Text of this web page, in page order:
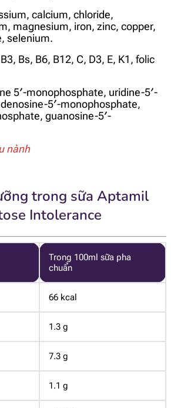
calcium, chloride,
magnesium, iron, zinc, copper,
selenium.
Bs, B6, B12, C, D3, E, K1, folic
5′-monophosphate, uridine-5′-
5′-monophosphate,
guanosine-5′-
nành
trong sữa Aptamil
Intolerance
Trong 100ml sữa pha
chuẩn
66 kcal
1.3 g
7.3 g
1.1 g